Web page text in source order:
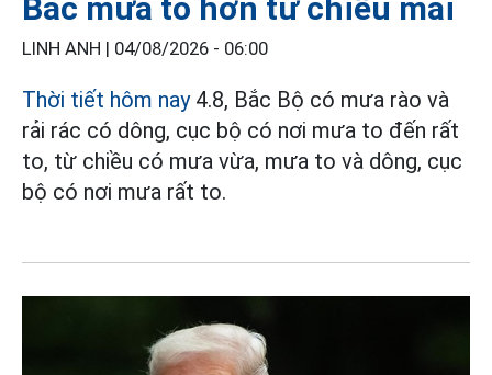
Bắc mưa to hơn từ chiều mai
LINH ANH | 04/08/2026 - 06:00
Thời tiết hôm nay4.8, Bắc Bộ có mưa rào và
rải rác có dông, cục bộ có nơi mưa to đến rất
to, từ chiều có mưa vừa, mưa to và dông, cục
bộ có nơi mưa rất to.